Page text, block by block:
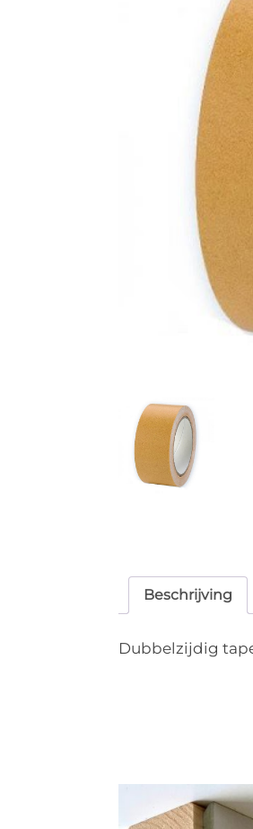
Beschrijving
Dubbelzijdig